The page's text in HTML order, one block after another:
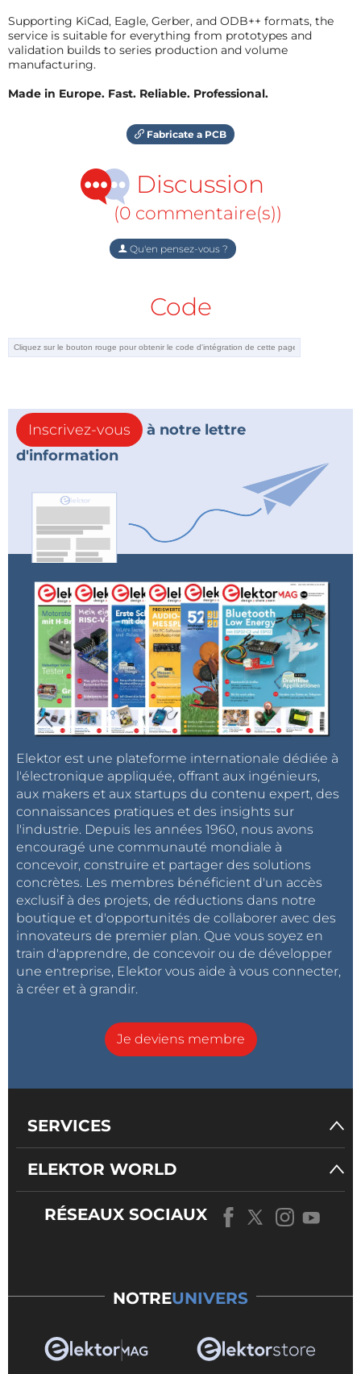
Supporting KiCad, Eagle, Gerber, and ODB++ formats, the
service is suitable for everything from prototypes and
validation builds to series production and volume
manufacturing.
Made in Europe. Fast. Reliable. Professional.
Fabricate a PCB
Discussion
(0 commentaire(s))
Qu'en pensez-vous ?
Code
Inscrivez-vous
à notre lettre
d'information
Elektor est une plateforme internationale dédiée à
l'électronique appliquée, offrant aux ingénieurs,
aux makers et aux startups du contenu expert, des
connaissances pratiques et des insights sur
l'industrie. Depuis les années 1960, nous avons
encouragé une communauté mondiale à
concevoir, construire et partager des solutions
concrètes. Les membres bénéficient d'un accès
exclusif à des projets, de réductions dans notre
boutique et d'opportunités de collaborer avec des
innovateurs de premier plan. Que vous soyez en
train d'apprendre, de concevoir ou de développer
une entreprise, Elektor vous aide à vous connecter,
à créer et à grandir.
Je deviens membre
SERVICES
ELEKTOR WORLD
RÉSEAUX SOCIAUX
NOTREUNIVERS